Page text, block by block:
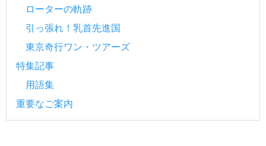
ローターの軌跡
引っ張れ！乳首先進国
東京奇行ワン・ツアーズ
特集記事
用語集
重要なご案内